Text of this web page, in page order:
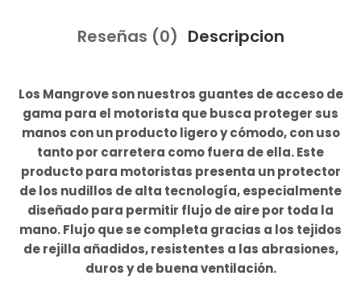
Reseñas (0) Descripcion
Los Mangrove son nuestros guantes de acceso de
gama para el motorista que busca proteger sus
manos con un producto ligero y cómodo, con uso
tanto por carretera como fuera de ella. Este
producto para motoristas presenta un protector
de los nudillos de alta tecnología, especialmente
diseñado para permitir flujo de aire por toda la
mano. Flujo que se completa gracias a los tejidos
de rejilla añadidos, resistentes a las abrasiones,
duros y de buena ventilación.